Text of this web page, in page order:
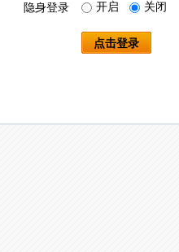
隐身登录 开启 关闭
点击登录